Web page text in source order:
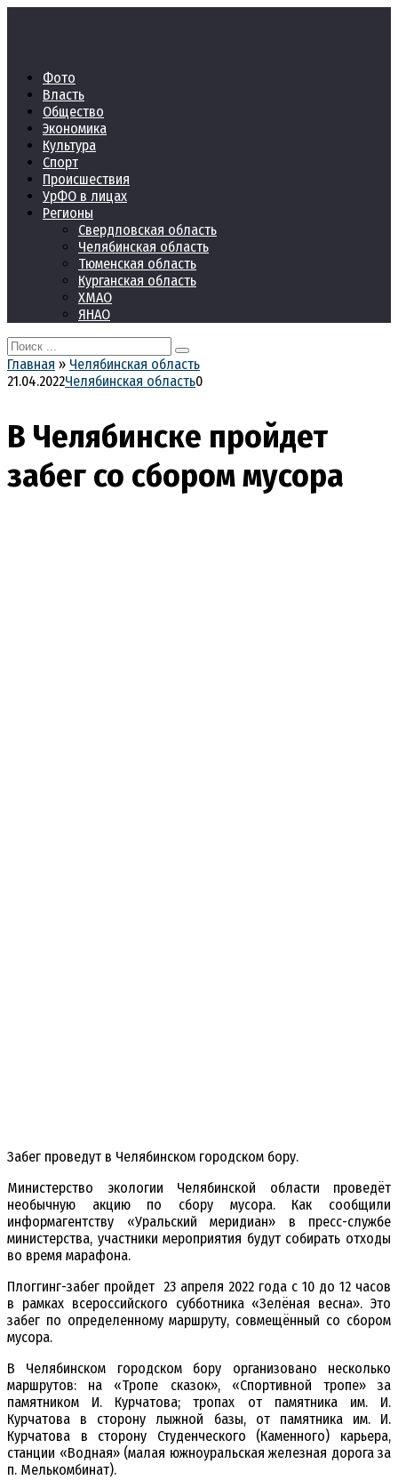
Фото
Власть
Общество
Экономика
Культура
Спорт
Происшествия
УрФО в лицах
Регионы
Свердловская область
Челябинская область
Тюменская область
Курганская область
ХМАО
ЯНАО
Search
for:
Главная » Челябинская область
21.04.2022Челябинская область0
В Челябинске пройдет
забег со сбором мусора
Забег проведут в Челябинском городском бору.
Министерство экологии Челябинской области проведёт
необычную акцию по сбору мусора. Как сообщили
информагентству «Уральский меридиан» в пресс-службе
министерства, участники мероприятия будут собирать отходы
во время марафона.
Плоггинг-забег пройдет 23 апреля 2022 года с 10 до 12 часов
в рамках всероссийского субботника «Зелёная весна». Это
забег по определенному маршруту, совмещённый со сбором
мусора.
В Челябинском городском бору организовано несколько
маршрутов: на «Тропе сказок», «Спортивной тропе» за
памятником И. Курчатова; тропах от памятника им. И.
Курчатова в сторону лыжной базы, от памятника им. И.
Курчатова в сторону Студенческого (Каменного) карьера,
станции «Водная» (малая южноуральская железная дорога за
п. Мелькомбинат).